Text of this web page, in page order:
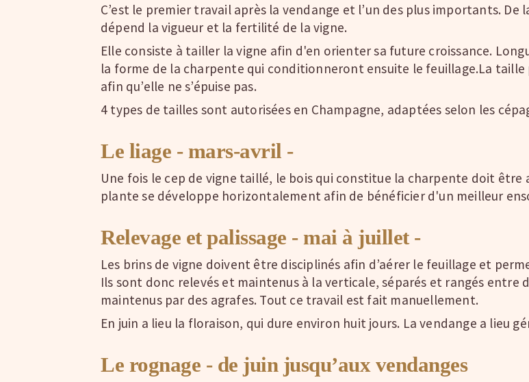
C’est le premier travail après la vendange et l’un des plus importants. De
dépend la vigueur et la fertilité de la vigne.
Elle consiste à tailler la vigne afin d'en orienter sa future croissance.
la forme de la charpente qui conditionneront ensuite le feuillage.La
afin qu’elle ne s’épuise pas.
4 types de tailles sont autorisées en Champagne, adaptées selon les
Le liage - mars-avril -
Une fois le cep de vigne taillé, le bois qui constitue la charpente doit
plante se développe horizontalement afin de bénéficier d'un meilleur
Relevage et palissage - mai à juillet -
Les brins de vigne doivent être disciplinés afin d’aérer le feuillage et
Ils sont donc relevés et maintenus à la verticale, séparés et rangés entre
maintenus par des agrafes. Tout ce travail est fait manuellement.
En juin a lieu la floraison, qui dure environ huit jours. La vendange a lieu
Le rognage - de juin jusqu’aux vendanges